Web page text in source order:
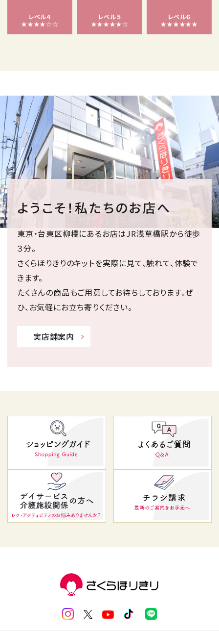
レベル４
★★★★☆☆
レベル５
★★★★★☆
レベル６
★★★★★★
ようこそ！私たちのお店へ
東京・台東区柳橋にあるお店はJR浅草橋駅から徒歩
３分。
さくらほりきりのキットを実際に見て、触れて、体験で
きます。
たくさんの商品もご用意してお待ちしております。ぜ
ひ、お気軽にお立ち寄りください。
実店舗案内